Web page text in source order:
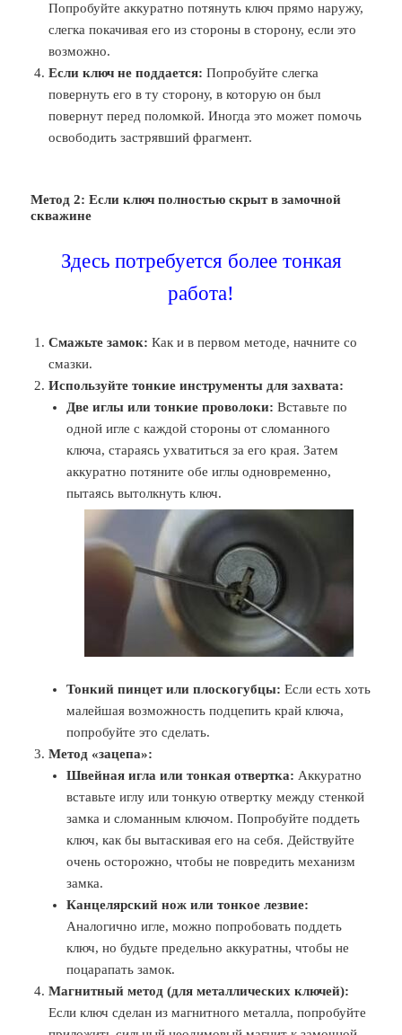
Попробуйте аккуратно потянуть ключ прямо наружу,
слегка покачивая его из стороны в сторону, если это
возможно.
Если ключ не поддается: Попробуйте слегка
повернуть его в ту сторону, в которую он был
повернут перед поломкой. Иногда это может помочь
освободить застрявший фрагмент.
Метод 2: Если ключ полностью скрыт в замочной
скважине
Здесь потребуется более тонкая
работа!
Смажьте замок: Как и в первом методе, начните со
смазки.
Используйте тонкие инструменты для захвата:
Две иглы или тонкие проволоки: Вставьте по
одной игле с каждой стороны от сломанного
ключа, стараясь ухватиться за его края. Затем
аккуратно потяните обе иглы одновременно,
пытаясь вытолкнуть ключ.
Тонкий пинцет или плоскогубцы: Если есть хоть
малейшая возможность подцепить край ключа,
попробуйте это сделать.
Метод «зацепа»:
Швейная игла или тонкая отвертка: Аккуратно
вставьте иглу или тонкую отвертку между стенкой
замка и сломанным ключом. Попробуйте поддеть
ключ, как бы вытаскивая его на себя. Действуйте
очень осторожно, чтобы не повредить механизм
замка.
Канцелярский нож или тонкое лезвие:
Аналогично игле, можно попробовать поддеть
ключ, но будьте предельно аккуратны, чтобы не
поцарапать замок.
Магнитный метод (для металлических ключей):
Если ключ сделан из магнитного металла, попробуйте